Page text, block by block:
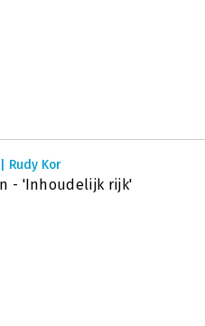
Rudy Kor
- 'Inhoudelijk rijk'